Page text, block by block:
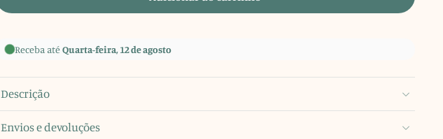
Receba atéQuarta-feira, 12 de agosto
Descrição
Envios e devoluções